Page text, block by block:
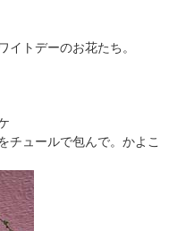
トデーのお花たち。
ケ
チュールで包んで。かよこ